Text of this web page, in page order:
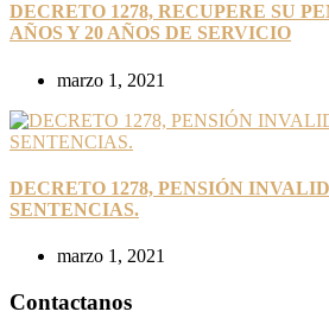
DECRETO 1278, RECUPERE SU
AÑOS Y 20 AÑOS DE SERVICIO
marzo 1, 2021
DECRETO 1278, PENSIÓN
SENTENCIAS.
marzo 1, 2021
Contactanos